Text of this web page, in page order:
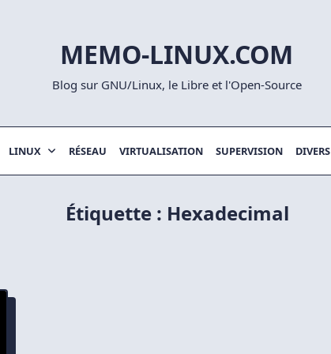
MEMO-LINUX.COM
Blog sur GNU/Linux, le Libre et l'Open-Source
LINUX RÉSEAU VIRTUALISATION SUPERVISION DIVERS
Étiquette : Hexadecimal